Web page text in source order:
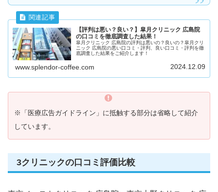
【評判は悪い？良い？】皐月クリニック 広島院
の口コミを徹底調査した結果！
皐月クリニック 広島院の評判は悪いの？良いの？皐月クリ
ニック 広島院の悪い口コミ・評判、良い口コミ・評判を徹
底調査した結果をご紹介します！
www.splendor-coffee.com 2024.12.09
※「医療広告ガイドライン」に抵触する部分は省略して紹介
しています。
3クリニックの口コミ評価比較